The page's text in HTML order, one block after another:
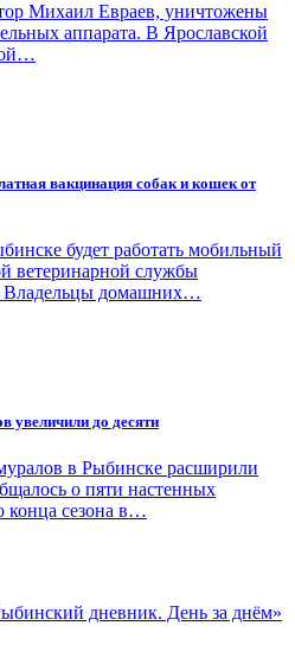
Михаил Евраев, уничтожены
аппарата. В Ярославской
вакцинация собак и кошек от
будет работать мобильный
ветеринарной службы
Владельцы домашних…
увеличили до десяти
в Рыбинске расширили
о пяти настенных
конца сезона в…
дневник. День за днём»